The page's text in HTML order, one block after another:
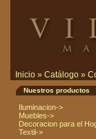
Inicio » Catálogo »
Nuestros productos
Iluminacion->
Muebles->
Decoracion para el
Textil->